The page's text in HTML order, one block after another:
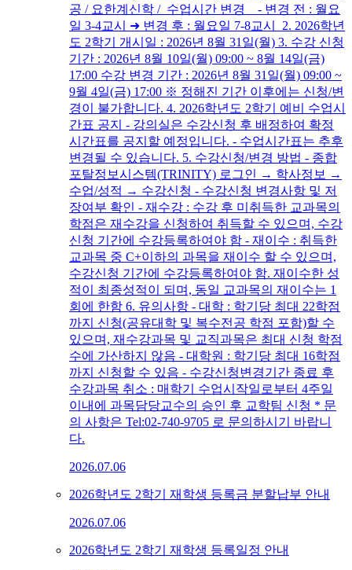
공 / 요한계신학 / 수업시간 변경 - 변경 전 : 월요
일 3-4교시 ➜ 변경 후 : 월요일 7-8교시 2. 2026학년
도 2학기 개시일 : 2026년 8월 31일(월) 3. 수강 신청
기간 : 2026년 8월 10일(월) 09:00 ~ 8월 14일(금)
17:00 수강 변경 기간 : 2026년 8월 31일(월) 09:00 ~
9월 4일(금) 17:00 ※ 정해진 기간 이후에는 신청/변
경이 불가합니다. 4. 2026학년도 2학기 예비 수업시
간표 공지 - 강의실은 수강신청 후 배정하여 확정
시간표를 공지할 예정입니다. - 수업시간표는 추후
변경될 수 있습니다. 5. 수강신청/변경 방법 - 종합
포탈정보시스템(TRINITY) 로그인 → 학사정보 →
수업/성적 → 수강신청 - 수강신청 변경사항 및 저
장여부 확인 - 재수강 : 수강 후 미취득한 교과목의
학점은 재수강을 신청하여 취득할 수 있으며, 수강
신청 기간에 수강등록하여야 함 - 재이수 : 취득한
교과목 중 C+이하의 과목을 재이수 할 수 있으며,
수강신청 기간에 수강등록하여야 함. 재이수한 성
적이 최종성적이 되며, 동일 교과목의 재이수는 1
회에 한함 6. 유의사항 - 대학 : 학기당 최대 22학점
까지 신청(공유대학 및 복수전공 학점 포함)할 수
있으며, 재수강과목 및 교직과목은 최대 신청 학점
수에 가산하지 않음 - 대학원 : 학기당 최대 16학점
까지 신청할 수 있음 - 수강신청변경기간 종료 후
수강과목 취소 : 매학기 수업시작일로부터 4주일
이내에 과목담당교수의 승인 후 교학팀 신청 * 문
의 사항은 Tel:02-740-9705 로 문의하시기 바랍니
다.
2026.07.06
2026학년도 2학기 재학생 등록금 분할납부 안내
2026.07.06
2026학년도 2학기 재학생 등록일정 안내